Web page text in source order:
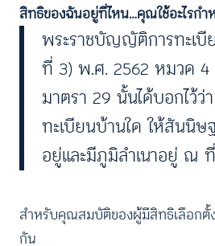
สิทธิของฉันอยู่ที่ไหน…คุณใช้อะไรกำ
พระราชบัญญัติการทะเ
ที่ 3) พ.ศ. 2562 หมวด
มาตรา 29 นั้นได้บอกไว้ว่
ทะเบียนบ้านใด ให้สันนิษ
อยู่และมีภูมิลำเนาอยู่ ณ
สำหรับคุณสมบัติของผู้มีสิทธิเลือก
กัน